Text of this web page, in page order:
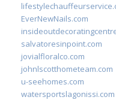
EverNewNails.com
salvatoresinpoint.com
jovialfloralco.com
johnlscotthometeam.com
u-seehomes.com
watersportslagonissi.com